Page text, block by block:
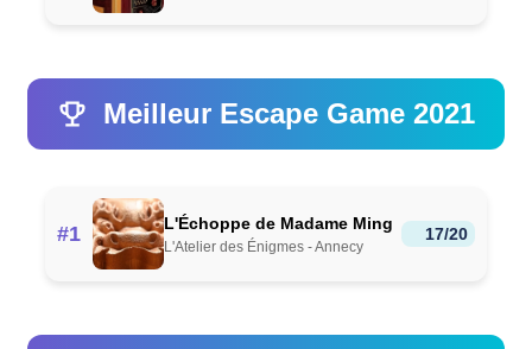
Meilleur Escape Game 2021
#1 L'Échoppe de Madame Ming
L'Atelier des Énigmes - Annecy
17/20